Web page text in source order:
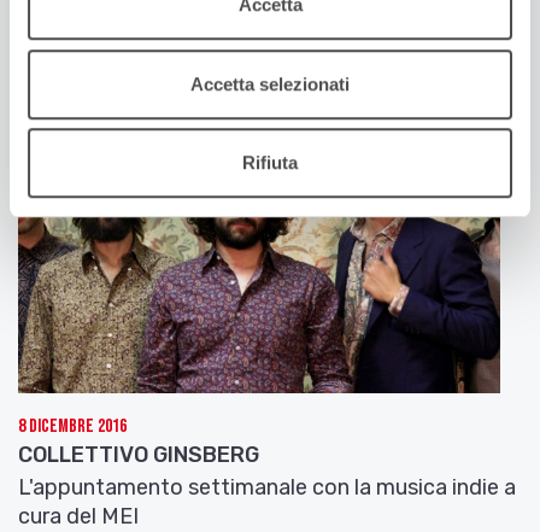
Accetta
Accetta selezionati
Rifiuta
L'appuntamento settimanale con la musica indie a
cura del MEI
8 Dicembre 2016
COLLETTIVO GINSBERG
L'appuntamento settimanale con la musica indie a
cura del MEI